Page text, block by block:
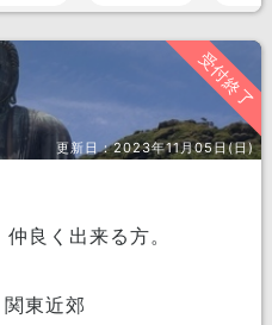
受付終了
更新日：2023年11月05日(日)
良く出来る方。
東近郊